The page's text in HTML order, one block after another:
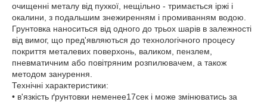
очищенні металу від пухкої, нещільно - тримається іржі і
окалини, з подальшим знежиренням і промиванням водою.
Грунтовка наноситься від одного до трьох шарів в залежності
від вимог, що пред'являються до технологічного процесу
покриття металевих поверхонь, валиком, пензлем,
пневматичним або повітряним розпилювачем, а також
методом занурення.
Технічні характеристики:
• в'язкість ґрунтовки неменее17сек і може змінюватись за